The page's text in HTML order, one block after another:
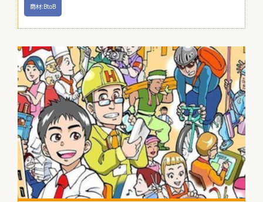
商材:BtoB